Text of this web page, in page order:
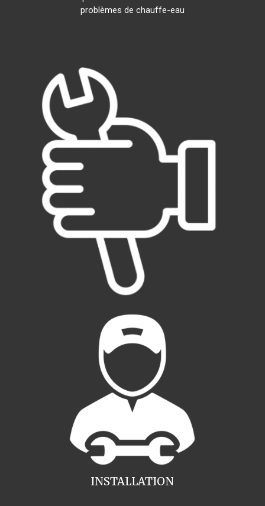
problèmes de chauffe-eau
INSTALLATION